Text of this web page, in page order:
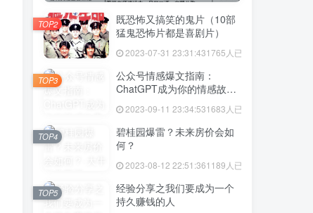
既恐怖又搞笑的鬼片（10部
猛鬼恐怖片都是喜剧片）
2023-07-31 23:31:431765人已阅读
TOP2
公众号情感爆文指南：
ChatGPT成为你的情感故事
好帮手！
2023-09-11 23:34:531683人已阅读
TOP3
碧桂园爆雷？未来房价会如
何？
2023-08-12 22:51:361189人已阅读
TOP4
经验分享之我们要成为一个
持久赚钱的人
TOP5